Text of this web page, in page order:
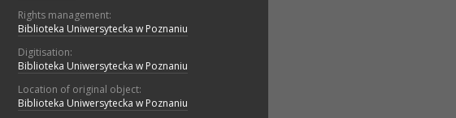
Rights management:
Biblioteka Uniwersytecka w Poznaniu
Digitisation:
Biblioteka Uniwersytecka w Poznaniu
Location of original object:
Biblioteka Uniwersytecka w Poznaniu